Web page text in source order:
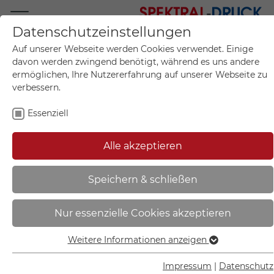
Mo.-Fr. 09:00-17:00
+49 (0)711 55 75 25
Mein Konto
Mein Warenkorb
Sie sind hier: Start
Warn-Kombischild | Vor dem
Öffnen des Gehäuses
Hauptschalter ausschalten -
21.1399
Datenschutzeinstellungen
Auf unserer Webseite werden Cookies verwendet. Einige
davon werden zwingend benötigt, während es uns andere
ermöglichen, Ihre Nutzererfahrung auf unserer Webseite zu
verbessern.
Essenziell
Alle akzeptieren
Speichern & schließen
Nur essenzielle Cookies akzeptieren
Essenziell
Essenzielle Cookies werden für grundlegende Funktionen
Weitere Informationen anzeigen
Impressum Datenschutz